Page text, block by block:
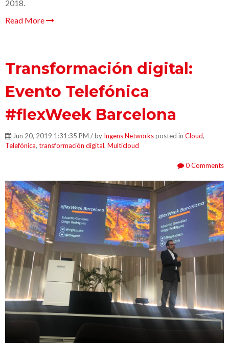
2018.
Read More
Transformación digital:
Evento Telefónica
#flexWeek Barcelona
Jun 20, 2019 1:31:35 PM / by Ingens Networksposted in Cloud,
Telefónica, transformación digital, Multicloud
0 Comments